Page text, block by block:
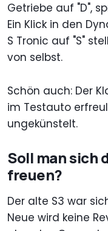
Getriebe auf "D",
Ein Klick in den
S Tronic auf "S"
von selbst.
Schön auch: Der
im Testauto
ungekünstelt.
Soll man sich
freuen?
Der alte S3 war
Neue wird keine